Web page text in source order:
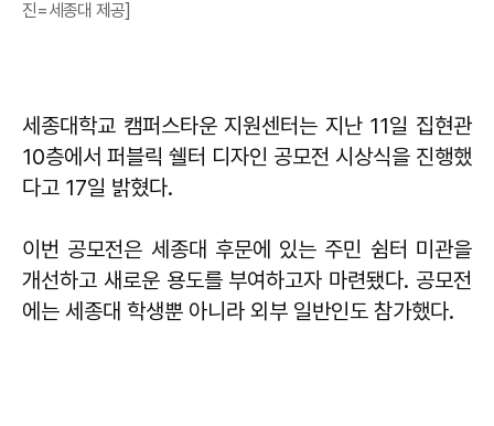
진=세종대 제공]
세종대학교 캠퍼스타운 지원센터는 지난 11일 집현관
10층에서 퍼블릭 쉘터 디자인 공모전 시상식을 진행했
다고 17일 밝혔다.
이번 공모전은 세종대 후문에 있는 주민 쉼터 미관을
개선하고 새로운 용도를 부여하고자 마련됐다. 공모전
에는 세종대 학생뿐 아니라 외부 일반인도 참가했다.